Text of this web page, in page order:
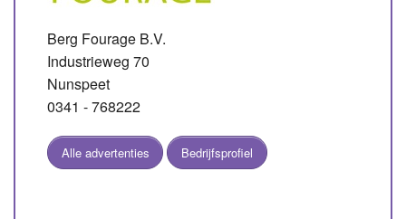
Berg Fourage B.V.
Industrieweg 70
Nunspeet
0341 - 768222
Alle advertenties Bedrijfsprofiel